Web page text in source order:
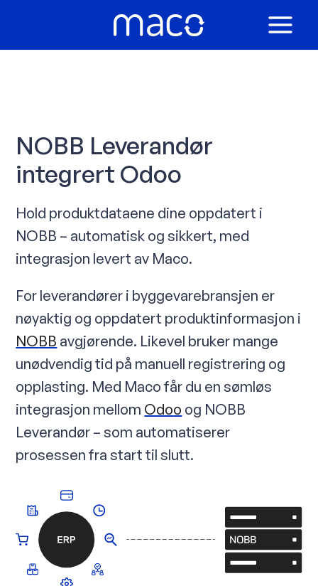
til
MAIN
NOBB Leverandør
integrert Odoo
Hold produktdataene dine oppdatert i
NOBB – automatisk og sikkert, med
integrasjon levert av Maco.
For leverandører i byggevarebransjen er
nøyaktig og oppdatert produktinformasjon i
NOBB avgjørende. Likevel bruker mange
unødvendig tid på manuell registrering og
opplasting. Med Maco får du en sømløs
integrasjon mellom Odoo og NOBB
Leverandør – som automatiserer
prosessen fra start til slutt.